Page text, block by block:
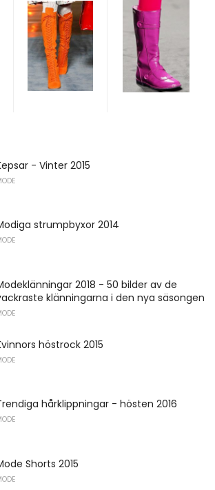
- Vinter 2015
strumpbyxor 2014
2018 - 50 bilder av de
klänningarna i den nya säsongen
höstrock 2015
hårklippningar - hösten 2016
Shorts 2015